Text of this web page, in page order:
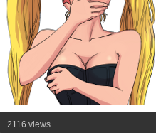
2116 views